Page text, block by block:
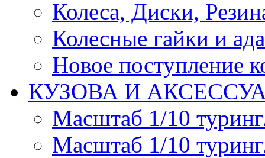
Колеса, Диски,
Колесные гайки и
Новое поступление
КУЗОВА И
Масштаб 1/10
Масштаб 1/10